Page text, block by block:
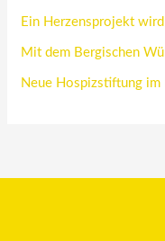
Ein Herzensprojekt
Mit dem Bergischen
Neue Hospizstiftung im